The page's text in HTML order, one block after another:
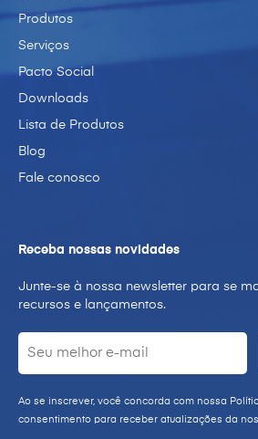
Produtos
Serviços
Pacto Social
Downloads
Lista de Produtos
Blog
Fale conosco
Receba nossas novidades
Junte-se à nossa newsletter para se
recursos e lançamentos.
Ao se inscrever, você concorda com nossa
consentimento para receber atualizações da